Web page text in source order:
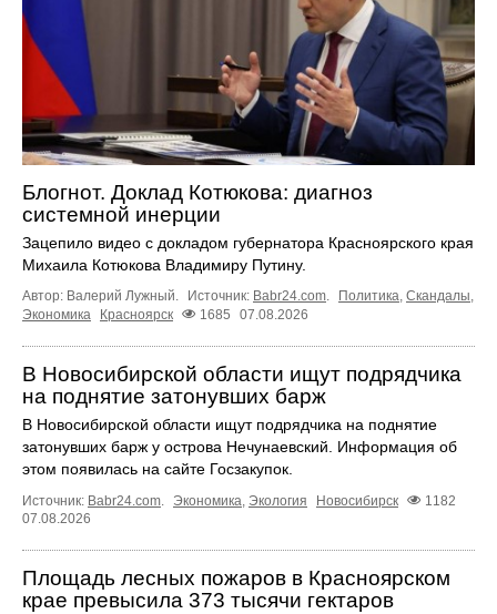
Блогнот. Доклад Котюкова: диагноз
системной инерции
Зацепило видео с докладом губернатора Красноярского края
Михаила Котюкова Владимиру Путину.
Автор: Валерий Лужный. Источник: Babr24.com. Политика, Скандалы,
Экономика
Красноярск 1685 07.08.2026
В Новосибирской области ищут подрядчика
на поднятие затонувших барж
В Новосибирской области ищут подрядчика на поднятие
затонувших барж у острова Нечунаевский. Информация об
этом появилась на сайте Госзакупок.
Источник: Babr24.com. Экономика, Экология Новосибирск
1182
07.08.2026
Площадь лесных пожаров в Красноярском
крае превысила 373 тысячи гектаров